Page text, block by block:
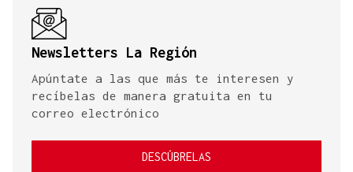
Newsletters La Región
Apúntate a las que más te interesen y
recíbelas de manera gratuita en tu
correo electrónico
DESCÚBRELAS